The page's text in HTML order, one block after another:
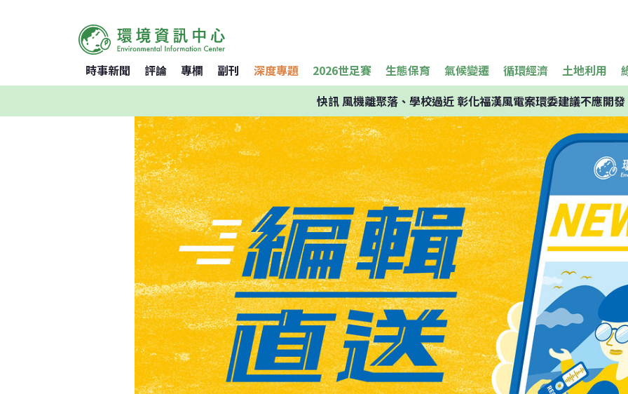
時事新聞 評論 專欄 副刊 深度專題 2026世足賽 生態保育 氣候變遷 循環經濟 土地利用
快訊風機離聚落、學校過近 彰化福漢風電案環委建議不應開發